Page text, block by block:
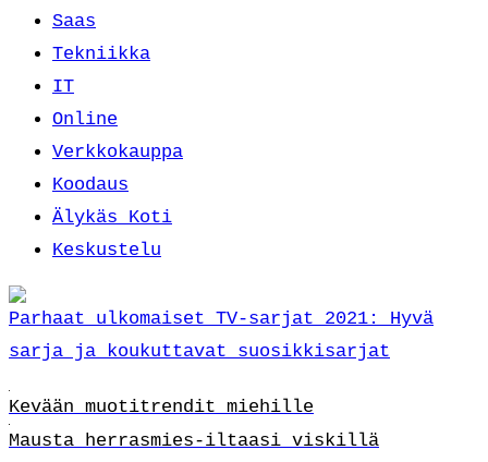
Saas
Tekniikka
IT
Online
Verkkokauppa
Koodaus
Älykäs Koti
Keskustelu
Parhaat ulkomaiset TV-sarjat 2021: Hyvä
sarja ja koukuttavat suosikkisarjat
Kevään muotitrendit miehille
Mausta herrasmies-iltaasi viskillä